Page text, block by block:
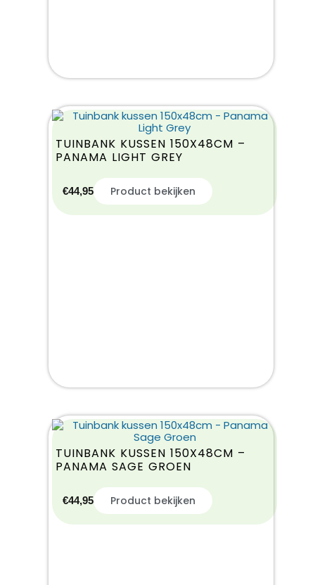
TUINBANK KUSSEN 150X48CM –
PANAMA LIGHT GREY
€44,95 Product bekijken
TUINBANK KUSSEN 150X48CM –
PANAMA SAGE GROEN
€44,95 Product bekijken